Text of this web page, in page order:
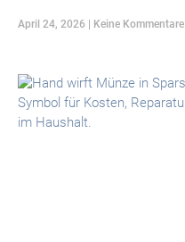
April 24, 2026 Keine Kommentare